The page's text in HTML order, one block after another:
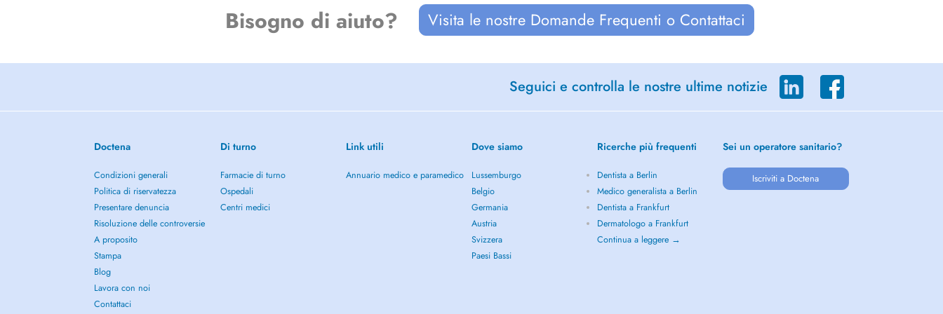
Bisogno di aiuto? Visita le nostre Domande Frequenti o Contattaci
Seguici e controlla le nostre ultime notizie
Doctena
Condizioni generali
Politica di riservatezza
Presentare denuncia
Risoluzione delle controversie
A proposito
Stampa
Blog
Lavora con noi
Contattaci
Di turno
Farmacie di turno
Ospedali
Centri medici
Link utili
Annuario medico e paramedico
Dove siamo
Lussemburgo
Belgio
Germania
Austria
Svizzera
Paesi Bassi
Ricerche più frequenti
Dentista a Berlin
Medico generalista a Berlin
Dentista a Frankfurt
Dermatologo a Frankfurt
Continua a leggere →
Sei un operatore sanitario?
Iscriviti a Doctena